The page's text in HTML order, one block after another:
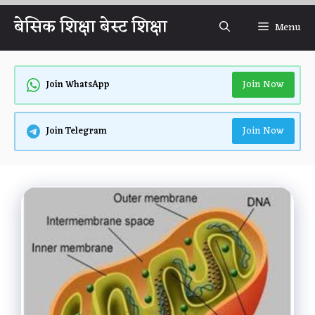
Skip
content
बेसिक शिक्षा बेस्ट शिक्षा Menu
Join WhatsApp Join Now
Join Telegram Join Now